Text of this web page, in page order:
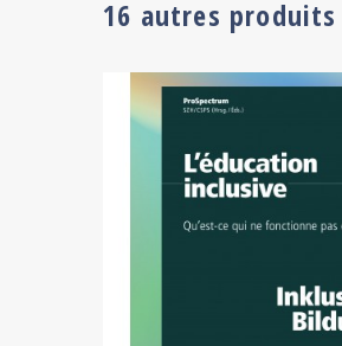
16 autres